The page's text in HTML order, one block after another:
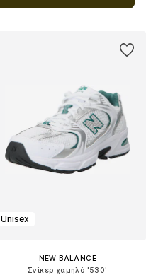
Unisex
NEW BALANCE
Σνίκερ χαμηλό '530'